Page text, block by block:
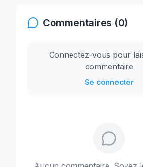
Commentaires (0)
Connectez-vous pour
commentaire
Se connecter